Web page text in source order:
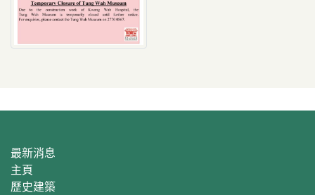
最新消息
主頁
歷史建築